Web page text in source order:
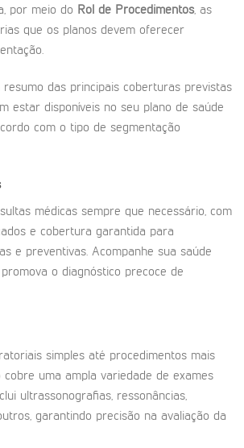
por meio do Rol de Procedimentos, as
que os planos devem oferecer
das principais coberturas previstas
estar disponíveis no seu plano de saúde
com o tipo de segmentação
médicas sempre que necessário, com
e cobertura garantida para
e preventivas. Acompanhe sua saúde
o diagnóstico precoce de
simples até procedimentos mais
cobre uma ampla variedade de exames
ultrassonografias, ressonâncias,
garantindo precisão na avaliação da